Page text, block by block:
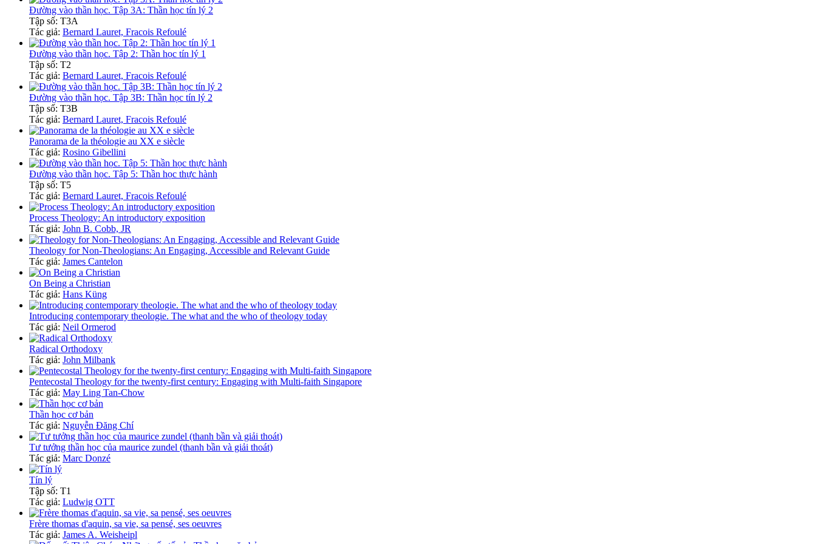
Đường vào thần học. Tập 3A: Thần học tín lý 2
Tập số: T3A
Tác giả: Bernard Lauret, Fracois Refoulé
Đường vào thần học. Tập 2: Thần học tín lý 1
Tập số: T2
Tác giả: Bernard Lauret, Fracois Refoulé
Đường vào thần học. Tập 3B: Thần học tín lý 2
Tập số: T3B
Tác giả: Bernard Lauret, Fracois Refoulé
Panorama de la théologie au XX e siècle
Tác giả: Rosino Gibellini
Đường vào thần học. Tập 5: Thần học thực hành
Tập số: T5
Tác giả: Bernard Lauret, Fracois Refoulé
Process Theology: An introductory exposition
Tác giả: John B. Cobb, JR
Theology for Non-Theologians: An Engaging, Accessible and Relevant Guide
Tác giả: James Cantelon
On Being a Christian
Tác giả: Hans Küng
Introducing contemporary theologie. The what and the who of theology today
Tác giả: Neil Ormerod
Radical Orthodoxy
Tác giả: John Milbank
Pentecostal Theology for the twenty-first century: Engaging with Multi-faith Singapore
Tác giả: May Ling Tan-Chow
Thần học cơ bản
Tác giả: Nguyễn Đăng Chí
Tư tưởng thần học của maurice zundel (thanh bần và giải thoát)
Tác giả: Marc Donzé
Tín lý
Tập số: T1
Tác giả: Ludwig OTT
Frère thomas d'aquin, sa vie, sa pensé, ses oeuvres
Tác giả: James A. Weisheipl